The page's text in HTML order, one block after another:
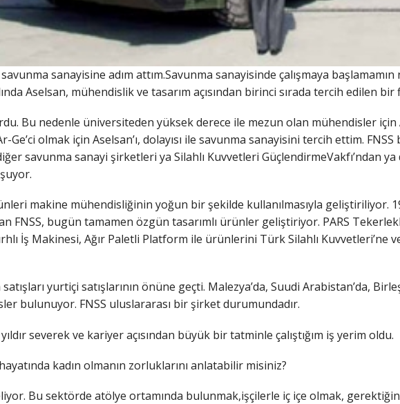
sanayisine adım attım.Savunma sanayisinde çalışmaya
Aselsan, mühendislik ve tasarım açısından birinci sırada tercih edilen bir
Bu nedenle üniversiteden yüksek derece ile mezun olan mühendisler
olmak için Aselsan’ı, dolayısı ile savunma sanayisini tercih ettim.
savunma sanayi şirketleri ya Silahlı Kuvvetleri GüçlendirmeVakfı’ndan
makine mühendisliğinin yoğun bir şekilde kullanılmasıyla geliştiriliyor.
FNSS, bugün tamamen özgün tasarımlı ürünler geliştiriyor. PARS
İş Makinesi, Ağır Paletli Platform ile ürünlerini Türk Silahlı Kuvvetleri’ne
yurtiçi satışlarının önüne geçti. Malezya’da, Suudi Arabistan’da,
bulunuyor. FNSS uluslararası bir şirket durumundadır.
severek ve kariyer açısından büyük bir tatminle çalıştığım iş yerim oldu.
kadın olmanın zorluklarını anlatabilir misiniz?
Bu sektörde atölye ortamında bulunmak,işçilerle iç içe olmak,